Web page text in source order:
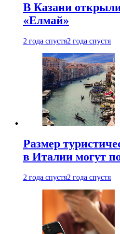
В Казани
«Елмай»
2 года спустя2 года спустя
Размер
в Италии могут
2 года спустя2 года спустя